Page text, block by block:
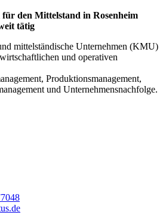
den Mittelstand in Rosenheim
tätig
mittelständische Unternehmen (KMU)
und operativen
Produktionsmanagement,
und Unternehmensnachfolge.